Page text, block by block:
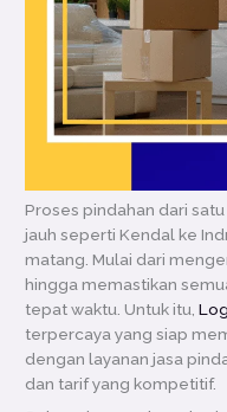
Proses pindahan dari
jauh seperti Kendal ke
matang. Mulai dari
hingga memastikan
tepat waktu. Untuk itu,
terpercaya yang siap
dengan layanan jasa
dan tarif yang kompetitif.